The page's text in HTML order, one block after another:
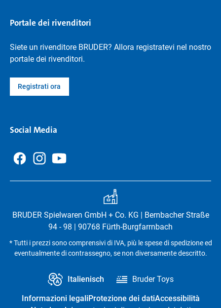
Portale dei rivenditori
Siete un rivenditore BRUDER? Allora registratevi nel nostro
portale dei rivenditori.
Registrati ora
Social Media
BRUDER Spielwaren GmbH + Co. KG | Bernbacher Straße
94 - 98 | 90768 Fürth-Burgfarrnbach
* Tutti i prezzi sono comprensivi di IVA, più le spese di spedizione ed
eventualmente di contrassegno, se non diversamente descritto.
Italienisch Bruder Toys
Informazioni legaliProtezione dei datiAccessibilità